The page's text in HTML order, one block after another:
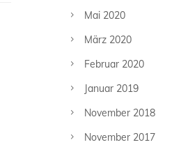
Mai 2020
März 2020
Februar 2020
Januar 2019
November 2018
November 2017